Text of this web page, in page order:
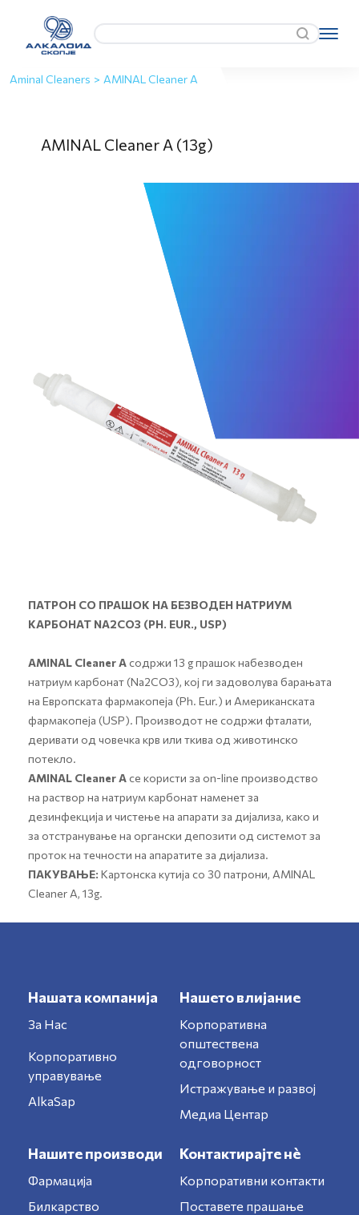
Aminal Cleaners > AMINAL Cleaner A
ПАТРОН СО ПРАШОК НА БЕЗВОДЕН НАТРИУМ
КАРБОНАТ NA2CO3 (PH. EUR., USP)
AMINAL Cleaner Асодржи 13 g прашок набезводен
натриум карбонат (Na2CO3), кој ги задоволува барањата
на Европската фармакопеја (Ph. Eur.) и Американската
фармакопеја (USP). Производот не содржи фталати,
деривати од човечка крв или ткива од животинско
потекло.
AMINAL Cleaner Асе користи за on-line производство
на раствор на натриум карбонат наменет за
дезинфекција и чистење на апарати за дијализа, како и
за отстранување на органски депозити од системот за
проток на течности на апаратите за дијализа.
ПАКУВАЊЕ: Картонска кутија со 30 патрони, AMINAL
Cleaner A, 13g.
AMINAL Cleaner A (13g)
Нашата компанија
За Нас
Корпоративно
управување
AlkaSap
Нашето влијание
Корпоративна
општествена
одговорност
Истражување и развој
Медиа Центар
Нашите производи
Фармација
Билкарство
Контактирајте нè
Корпоративни контакти
Поставете прашање